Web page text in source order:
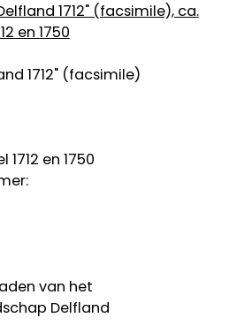
1712" (facsimile), ca.
en 1750
1712" (facsimile)
1712 en 1750
van het
Delfland